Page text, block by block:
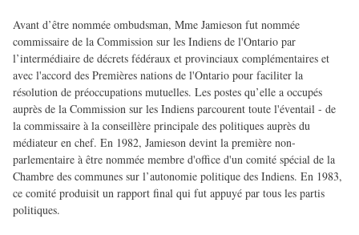
Avant d’être nommée ombudsman, Mme Jamieson fut nommée
commissaire de la Commission sur les Indiens de l'Ontario par
l’intermédiaire de décrets fédéraux et provinciaux complémentaires et
avec l'accord des Premières nations de l'Ontario pour faciliter la
résolution de préoccupations mutuelles. Les postes qu’elle a occupés
auprès de la Commission sur les Indiens parcourent toute l'éventail - de
la commissaire à la conseillère principale des politiques auprès du
médiateur en chef. En 1982, Jamieson devint la première non-
parlementaire à être nommée membre d'office d'un comité spécial de la
Chambre des communes sur l’autonomie politique des Indiens. En 1983,
ce comité produisit un rapport final qui fut appuyé par tous les partis
politiques.